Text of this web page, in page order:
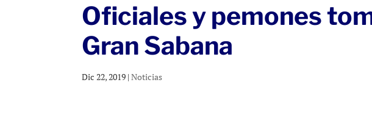
Oficiales y pemones
Gran Sabana
Dic 22, 2019 |Noticias